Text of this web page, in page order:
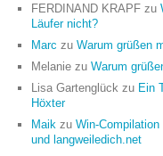
FERDINAND KRAPF zu
Läufer nicht?
Marc zu Warum grüßen
Melanie zu Warum
Lisa Gartenglück zu Ein
Höxter
Maik zu Win-Compilation
und langweiledich.net